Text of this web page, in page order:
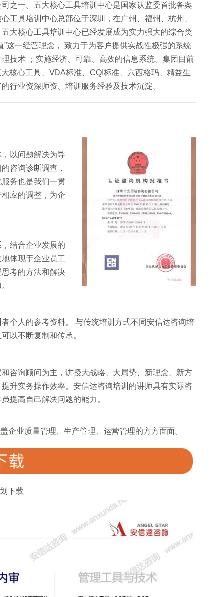
之一。五大核心工具培训中心是国家认监委首批备案
工具培训中心总部位于深圳，在广州、福州、杭州、
大核心工具培训中心已经发展成为实力强大的综合类
这一经营理念， 致力于为客户提供实战性极强的系统
技术 ；实施经济、可靠、高效的信息系统。集团目前
核心工具、VDA标准、CQI标准、六西格玛、精益生
行业资深师资、培训服务经验及技术沉淀。
以问题解决为导
咨询诊断调查，
务也是我们一贯
应的调整，为企
结合企业发展的
体现于企业员工
考的方法和解决
个人的参考资料。 与传统培训方式不同安信达咨询培
以不断复制和传承。
咨询顾问为主，讲授大战略、大局势、新理念、新方
升实务操作效率。安信达咨询培训的讲师具有实际咨
提高自己解决问题的能力。
企业质量管理、生产管理、运营管理的方方面面。
下载